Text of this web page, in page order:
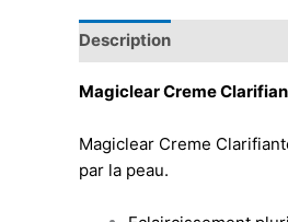
Description
Magiclear Creme
Magiclear Creme
par la peau.